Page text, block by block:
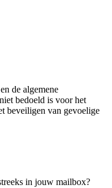
de algemene
bedoeld is voor het
beveiligen van gevoelige
in jouw mailbox?